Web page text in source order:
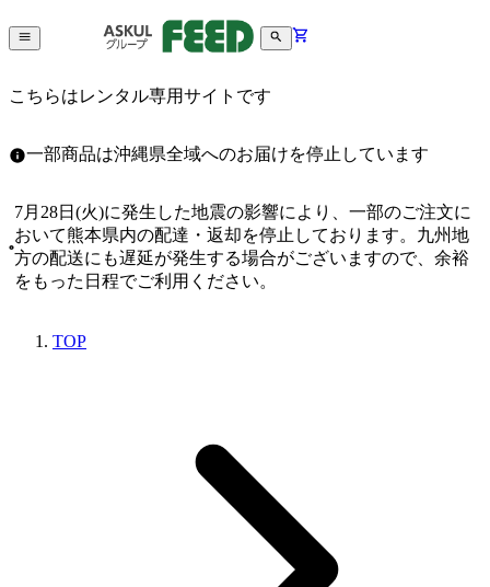
こちらはレンタル専用サイトです
一部商品は沖縄県全域へのお届けを停止しています
7月28日(火)に発生した地震の影響により、一部のご注文に
おいて熊本県内の配達・返却を停止しております。九州地
方の配送にも遅延が発生する場合がございますので、余裕
をもった日程でご利用ください。
TOP